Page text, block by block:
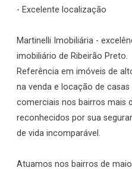
- Excelente localização
Martinelli Imobiliária -
imobiliário de Ribeirão Preto.
Referência em imóveis de
na venda e locação de
comerciais nos bairros mais
reconhecidos por sua
de vida incomparável.
Atuamos nos bairros de